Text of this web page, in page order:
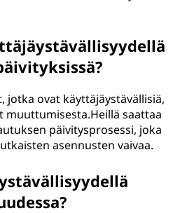
jotka ovat käyttäjäystävällisiä,
muuttumisesta.Heillä saattaa
päivitysprosessi, joka
asennusten vaivaa.